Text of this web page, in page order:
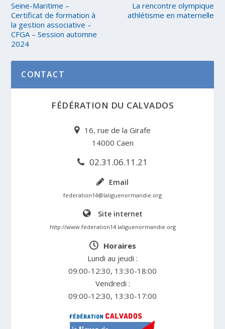
Seine-Maritime –
Certificat de formation à
la gestion associative –
CFGA – Session automne
2024
La rencontre olympique
athlétisme en maternelle
CONTACT
FÉDÉRATION DU CALVADOS
16, rue de la Girafe
14000 Caen
02.31.06.11.21
Email
federation14@laliguenormandie.org
Site internet
http://www.federation14.laliguenormandie.org
Horaires
Lundi au jeudi :
09:00-12:30, 13:30-18:00
Vendredi :
09:00-12:30, 13:30-17:00